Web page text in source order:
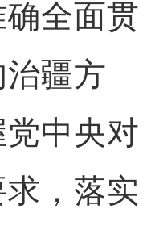
全面贯
疆方
中央对
，落实